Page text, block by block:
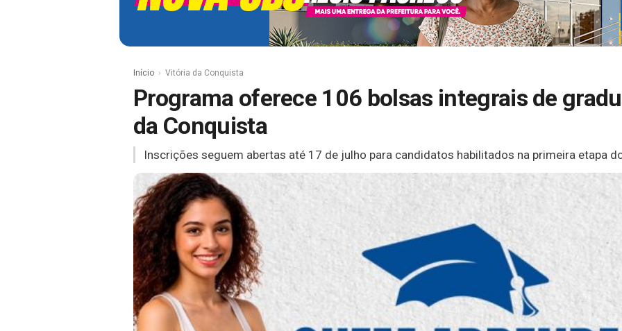
Início Vitória da Conquista
Programa oferece 106 bolsas integrais de
da Conquista
Inscrições seguem abertas até 17 de julho para candidatos habilitados na primeira etapa